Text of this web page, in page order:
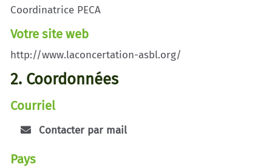
Coordinatrice PECA
Votre site web
http://www.laconcertation-asbl.org/
2. Coordonnées
Courriel
Contacter par mail
Pays